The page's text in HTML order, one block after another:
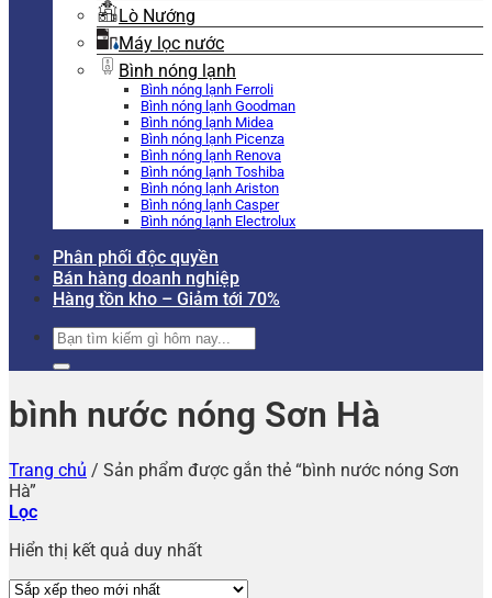
Lò Nướng
Máy lọc nước
Bình nóng lạnh
Bình nóng lạnh Ferroli
Bình nóng lạnh Goodman
Bình nóng lạnh Midea
Bình nóng lạnh Picenza
Bình nóng lạnh Renova
Bình nóng lạnh Toshiba
Bình nóng lạnh Ariston
Bình nóng lạnh Casper
Bình nóng lạnh Electrolux
Phân phối độc quyền
Bán hàng doanh nghiệp
Hàng tồn kho – Giảm tới 70%
Tìm
kiếm:
bình nước nóng Sơn Hà
Trang chủ / Sản phẩm được gắn thẻ “bình nước nóng Sơn
Hà”
Lọc
Hiển thị kết quả duy nhất